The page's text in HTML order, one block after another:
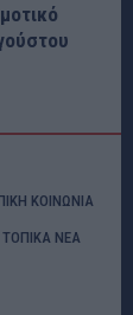
ΚΟΙΝΩΝΙΑ
ΤΟΠΙΚΑ ΝΕΑ